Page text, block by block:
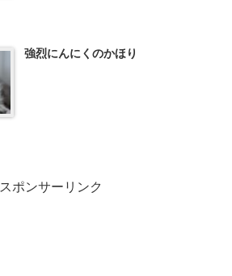
強烈にんにくのかほり
スポンサーリンク